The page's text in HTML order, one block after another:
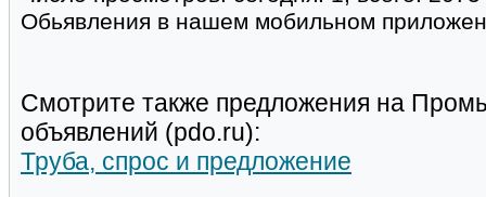
Обьявления в нашем мобильном
Смотрите также предложения на
объявлений (pdo.ru):
Труба, спрос и предложение